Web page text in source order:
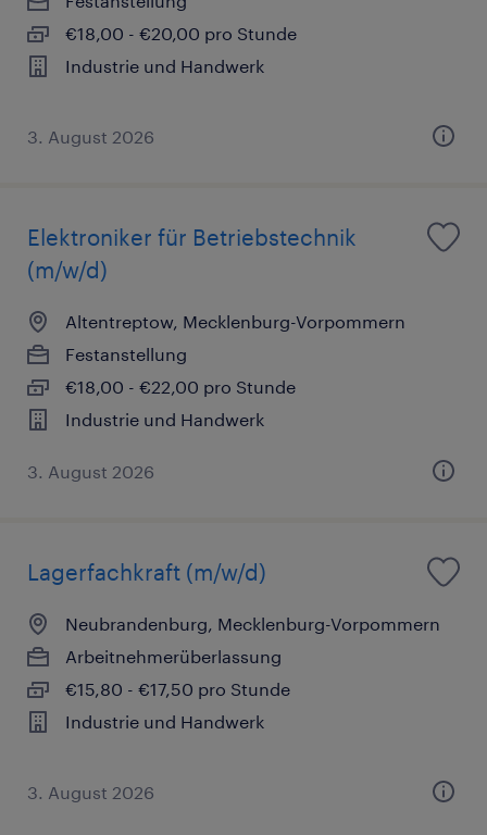
€18,00 - €20,00 pro Stunde
Industrie und Handwerk
3. August 2026
Elektroniker für Betriebstechnik
(m/w/d)
Altentreptow, Mecklenburg-Vorpommern
Festanstellung
€18,00 - €22,00 pro Stunde
Industrie und Handwerk
3. August 2026
Lagerfachkraft (m/w/d)
Neubrandenburg, Mecklenburg-Vorpommern
Arbeitnehmerüberlassung
€15,80 - €17,50 pro Stunde
Industrie und Handwerk
3. August 2026